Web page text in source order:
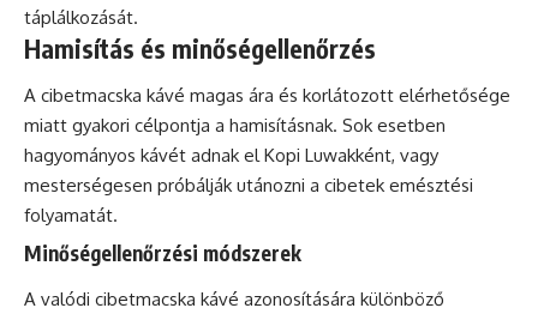
táplálkozását.
Hamisítás és minőségellenőrzés
A cibetmacska kávé magas ára és korlátozott elérhetősége
miatt gyakori célpontja a hamisításnak. Sok esetben
hagyományos kávét adnak el Kopi Luwakként, vagy
mesterségesen próbálják utánozni a cibetek emésztési
folyamatát.
Minőségellenőrzési módszerek
A valódi cibetmacska kávé azonosítására különböző